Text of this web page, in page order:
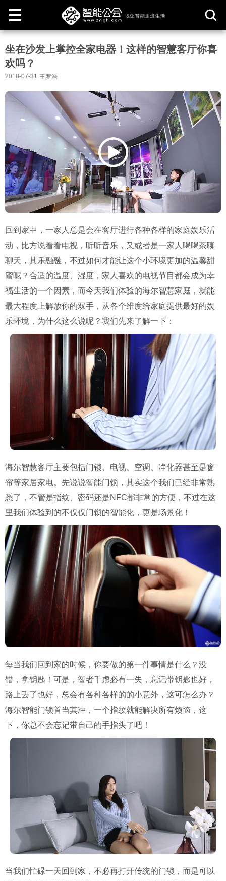
取
坐在沙发上掌控全家电器！这样的智慧客厅你喜
欢吗？
2018-07-31 王罗浩
回到家中，一家人总是会在客厅进行各种各样的家庭娱乐活
动，比方说看看电视，听听音乐，又或者是一家人喝喝茶聊
聊天，其乐融融，不过如何才能让这个小环境更加的温馨甜
蜜呢？合适的温度、湿度，家人喜欢的电视节目都会成为幸
福生活的一个因素，而今天我们体验的海尔智慧家庭，就能
最大程度上解放你的双手，从各个维度给家庭提供最好的娱
乐环境，为什么这么说呢？我们先来了解一下：
海尔智慧客厅主要包括门锁、电视、空调、净化器甚至是窗
帘等家居家电。先说说智能门锁，其实这个我们已经非常熟
悉了，不管是指纹、密码还是NFC都非常的方便，不过在这
里我们体验到的不仅仅门锁的智能化，更是场景化！
每当我们回到家的时候，你要做的第一件事情是什么？没
错，拿钥匙！可是，智者千虑必有一失，忘记带钥匙也好，
路上丢了也好，总会有各种各样的的小意外，这可怎么办？
海尔智能门锁首当其冲，一个指纹就能解决所有烦恼，这
下，你总不会忘记带自己的手指头了吧！
当我们忙碌一天回到家，不必再打开传统的门锁，而是可以